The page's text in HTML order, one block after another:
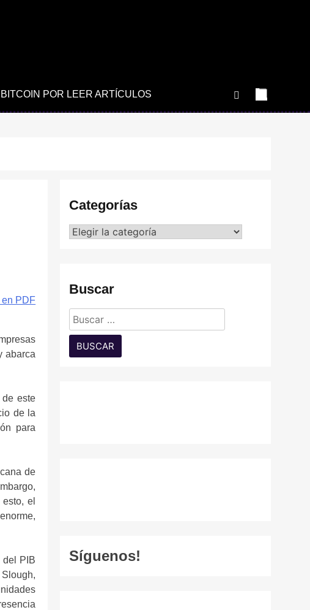
POR LEER ARTÍCULOS
en PDF
abarca
este
de la
para
de
el
del PIB
Categorías
Categorías
Buscar
Buscar:
Síguenos!